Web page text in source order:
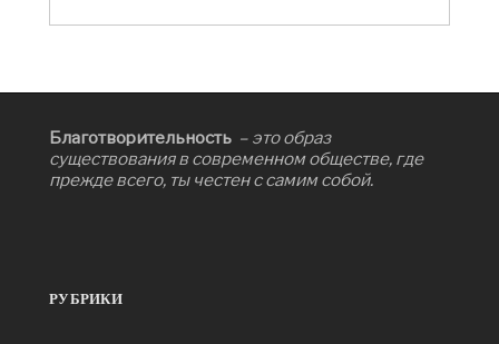
Благотворительность – это образ
существования в современном обществе, где
прежде всего, ты честен с самим собой.
РУБРИКИ